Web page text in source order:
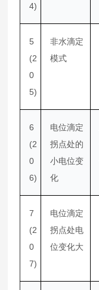
4)
5
(2
0
5)
非水滴定
模式
6
(2
0
6)
电位滴定
拐点处的
小电位变
化
7
(2
0
7)
电位滴定
拐点处电
位变化大